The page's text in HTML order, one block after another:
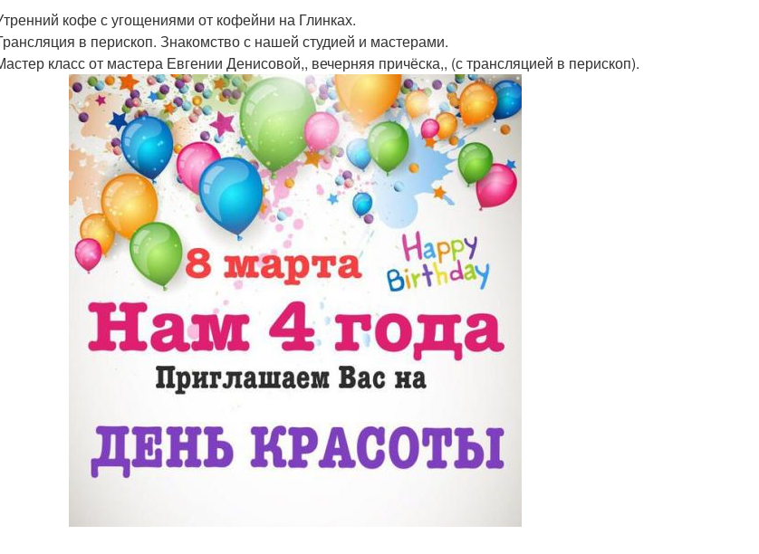
кофе с угощениями от кофейни на Глинках.
в перископ. Знакомство с нашей студией и мастерами.
класс от мастера Евгении Денисовой,, вечерняя причёска,, (с трансляцией в перископ).